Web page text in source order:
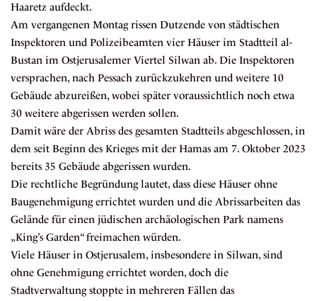
Haaretz aufdeckt.
Am vergangenen Montag rissen Dutzende von städtischen
Inspektoren und Polizeibeamten vier Häuser im Stadtteil al-
Bustan im Ostjerusalemer Viertel Silwan ab. Die Inspektoren
versprachen, nach Pessach zurückzukehren und weitere 10
Gebäude abzureißen, wobei später voraussichtlich noch etwa
30 weitere abgerissen werden sollen.
Damit wäre der Abriss des gesamten Stadtteils abgeschlossen, in
dem seit Beginn des Krieges mit der Hamas am 7. Oktober 2023
bereits 35 Gebäude abgerissen wurden.
Die rechtliche Begründung lautet, dass diese Häuser ohne
Baugenehmigung errichtet wurden und die Abrissarbeiten das
Gelände für einen jüdischen archäologischen Park namens
„King’s Garden“ freimachen würden.
Viele Häuser in Ostjerusalem, insbesondere in Silwan, sind
ohne Genehmigung errichtet worden, doch die
Stadtverwaltung stoppte in mehreren Fällen das